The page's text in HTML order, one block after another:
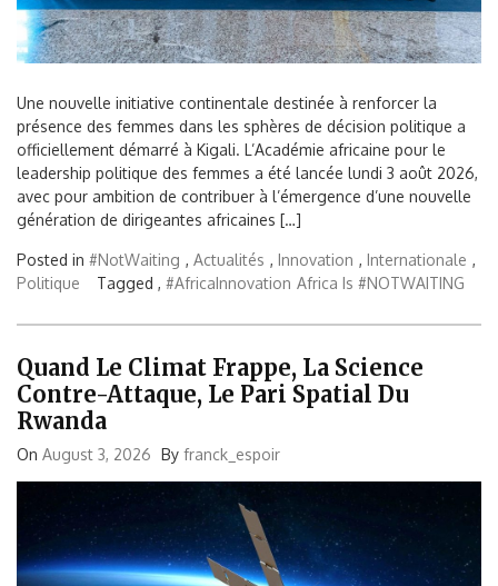
Une nouvelle initiative continentale destinée à renforcer la
présence des femmes dans les sphères de décision politique a
officiellement démarré à Kigali. L’Académie africaine pour le
leadership politique des femmes a été lancée lundi 3 août 2026,
avec pour ambition de contribuer à l’émergence d’une nouvelle
génération de dirigeantes africaines […]
Posted in #NotWaiting , Actualités , Innovation , Internationale ,
Politique
Tagged , #AfricaInnovation Africa Is #NOTWAITING
Quand Le Climat Frappe, La Science
Contre-Attaque, Le Pari Spatial Du
Rwanda
On August 3, 2026 By franck_espoir